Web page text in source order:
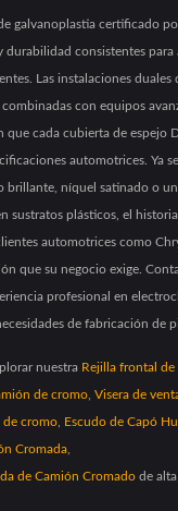
galvanoplastia certificado
durabilidad consistentes para
Las instalaciones duales
combinadas con equipos
que cada cubierta de espejo
automotrices. Ya
brillante, níquel satinado o
sustratos plásticos, el
automotrices como
que su negocio exige.
profesional en
de fabricación de
nuestra Rejilla frontal de
de cromo Visera de
de cromo Escudo de Capó
Cromada
de Camión Cromado de alta